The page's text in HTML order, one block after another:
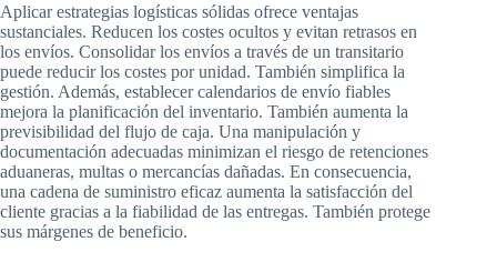
Aplicar estrategias logísticas sólidas ofrece ventajas
sustanciales. Reducen los costes ocultos y evitan retrasos en
los envíos. Consolidar los envíos a través de un transitario
puede reducir los costes por unidad. También simplifica la
gestión. Además, establecer calendarios de envío fiables
mejora la planificación del inventario. También aumenta la
previsibilidad del flujo de caja. Una manipulación y
documentación adecuadas minimizan el riesgo de retenciones
aduaneras, multas o mercancías dañadas. En consecuencia,
una cadena de suministro eficaz aumenta la satisfacción del
cliente gracias a la fiabilidad de las entregas. También protege
sus márgenes de beneficio.